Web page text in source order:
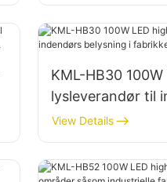
KML-HB30
lysleverandør til
belysning i
lagerbygninger
View Details